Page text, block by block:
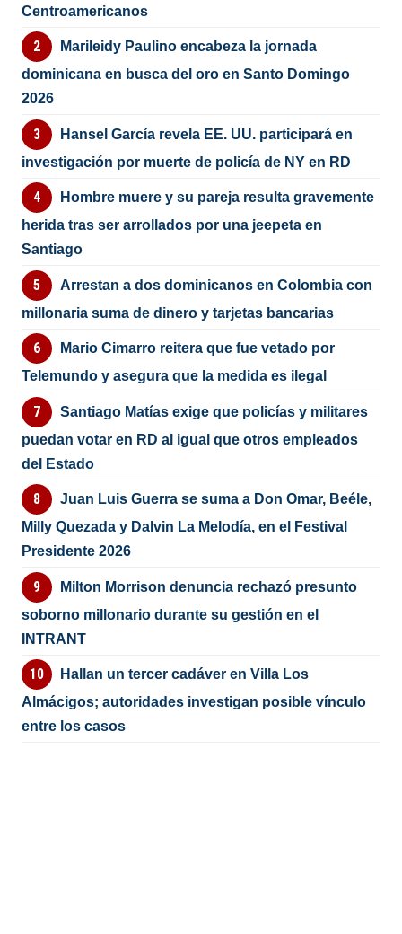
Centroamericanos
Marileidy Paulino encabeza la jornada
dominicana en busca del oro en Santo Domingo
2026
Hansel García revela EE. UU. participará en
investigación por muerte de policía de NY en RD
Hombre muere y su pareja resulta gravemente
herida tras ser arrollados por una jeepeta en
Santiago
Arrestan a dos dominicanos en Colombia con
millonaria suma de dinero y tarjetas bancarias
Mario Cimarro reitera que fue vetado por
Telemundo y asegura que la medida es ilegal
Santiago Matías exige que policías y militares
puedan votar en RD al igual que otros empleados
del Estado
Juan Luis Guerra se suma a Don Omar, Beéle,
Milly Quezada y Dalvin La Melodía, en el Festival
Presidente 2026
Milton Morrison denuncia rechazó presunto
soborno millonario durante su gestión en el
INTRANT
Hallan un tercer cadáver en Villa Los
Almácigos; autoridades investigan posible vínculo
entre los casos